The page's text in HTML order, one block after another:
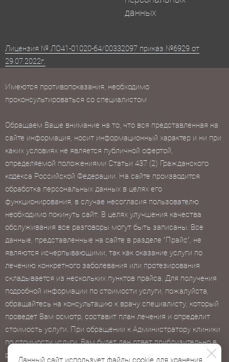
данных
Лицензия № ЛО41-01020-64/00332097 приказ №6929 от
29.07.2022г.
Имеются противопоказания, необходимо
проконсультироваться со специалистом
Обращаем Ваше внимание на то, что вся представленная на
сайте информация, носит информационный характер и ни при
каких условиях не является публичной офертой,
определяемой положениями Статьи 437 (2) Гражданского
кодекса Российской Федерации. На сайте производится
обработка персональных данных в целях его
функционирования, в случае несогласия пользователю
необходимо покинуть сайт. В целях улучшения качества
обслуживания все разговоры могут быть записаны. Все
данные, представленные на сайте в разделе "Прайс", не
являются исчерпывающими, так как оказание услуги по
лечению конкретного заболевания или протезирования
складывается из нескольких пунктов прайса. Для получения
подробной информации по стоимости услуги, пожалуйста,
обращайтесь на консультацию к врачу специалисту, который
проведет Вам осмотр, составит план лечения и определит
стоимость услуги. При обращении к Администратору клиники
по стоимости услуги, Вам будет дан ответ приблизительно в
рамках "от" и "до".
Данный сайт использует файлы cookie для хранения